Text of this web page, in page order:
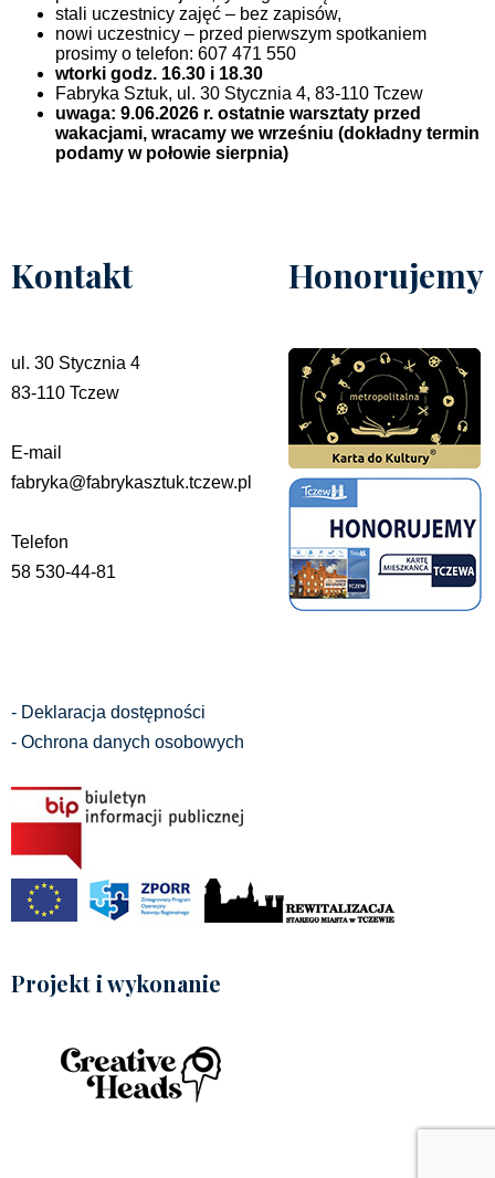
stali uczestnicy zajęć – bez zapisów,
nowi uczestnicy – przed pierwszym spotkaniem
prosimy o telefon: 607 471 550
wtorki godz. 16.30 i 18.30
Fabryka Sztuk, ul. 30 Stycznia 4, 83-110 Tczew
uwaga: 9.06.2026 r. ostatnie warsztaty przed
wakacjami, wracamy we wrześniu (dokładny termin
podamy w połowie sierpnia)
Kontakt
ul. 30 Stycznia 4
83-110 Tczew
E-mail
fabryka@fabrykasztuk.tczew.pl
Telefon
58 530-44-81
Honorujemy
- Deklaracja dostępności
- Ochrona danych osobowych
Projekt i wykonanie